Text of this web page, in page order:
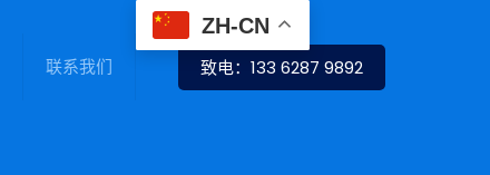
联系我们
ZH-CN
致电：133 6287 9892